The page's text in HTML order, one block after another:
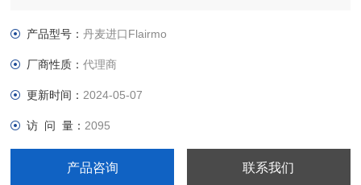
10多年来， Flairmo一直从事压缩机和氮气发生器的制造。
产品型号：丹麦进口Flairmo
厂商性质：代理商
更新时间： 2024-05-07
访 问 量： 2095
产品咨询 联系我们